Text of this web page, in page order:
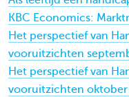
KBC Economics:
Het perspectief van
vooruitzichten
Het perspectief van
vooruitzichten oktober